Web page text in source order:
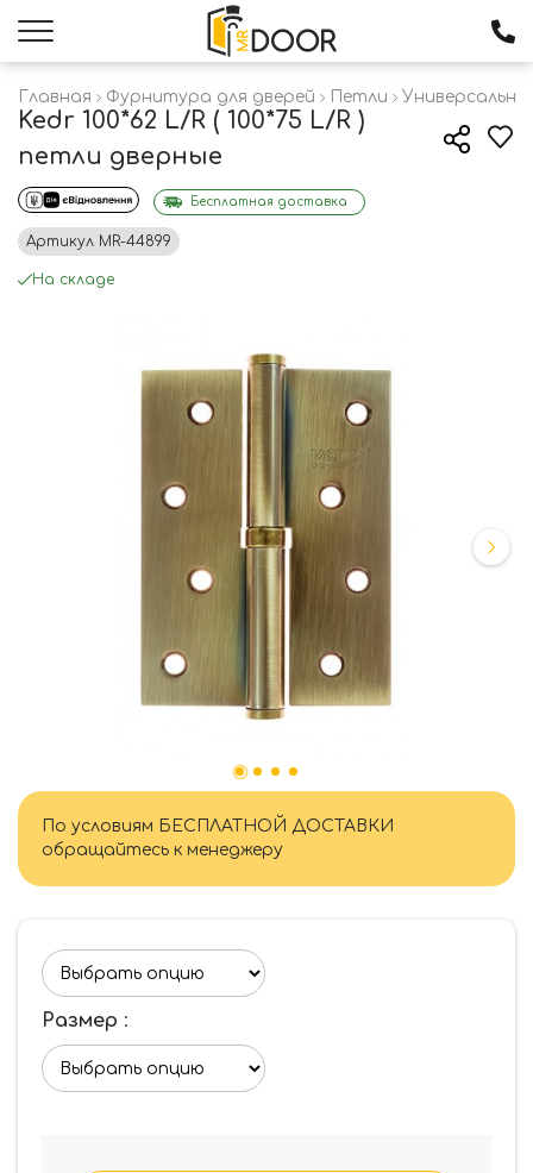
Главная Фурнитура для дверей Петли
Kedr 100*62 L/R ( 100*75 L/R )
петли дверные
Бесплатная доставка
Артикул MR-44899
На складе
По условиям БЕСПЛАТНОЙ ДОСТАВКИ
обращайтесь к менеджеру
Размер :